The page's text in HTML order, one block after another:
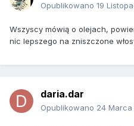
Opublikowano 19
Wszyscy mówią o olejach,
nic lepszego na zniszczone
daria.dar
Opublikowano 24 Marca